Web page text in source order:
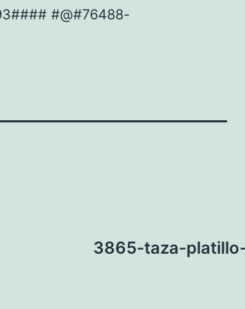
#@#76488-
3865-taza-